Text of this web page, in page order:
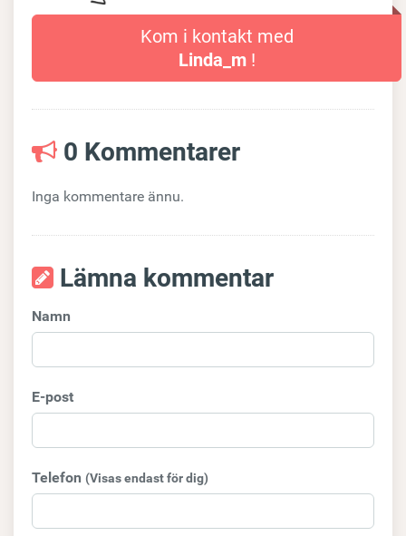
Kom i kontakt med
Linda_m !
0 Kommentarer
Inga kommentare ännu.
Lämna kommentar
Namn
E-post
Telefon (Visas endast för dig)